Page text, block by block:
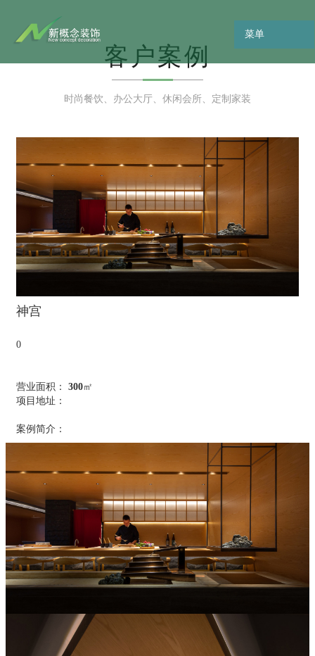
菜单
客户案例
时尚餐饮、办公大厅、休闲会所、定制家装
神宫
0
营业面积： 300㎡
项目地址：
案例简介：